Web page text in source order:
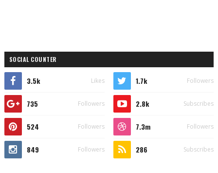
SOCIAL COUNTER
3.5k Likes 1.7k Followers
735 Followers 2.8k Subscribes
524 Followers 7.3m Followers
849 Followers 286 Subscribes